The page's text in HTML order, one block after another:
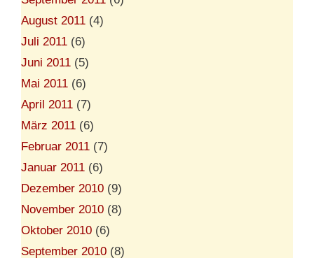
August 2011 (4)
Juli 2011 (6)
Juni 2011 (5)
Mai 2011 (6)
April 2011 (7)
März 2011 (6)
Februar 2011 (7)
Januar 2011 (6)
Dezember 2010 (9)
November 2010 (8)
Oktober 2010 (6)
September 2010 (8)